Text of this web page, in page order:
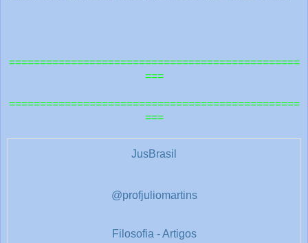
===============================================
===
===============================================
===
JusBrasil
@profjuliomartins
Filosofia - Artigos